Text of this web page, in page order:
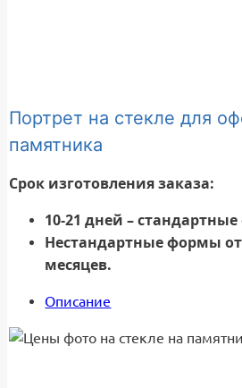
Портрет на стекле для
памятника
Срок изготовления заказа:
10-21 дней –
Нестандартные формы
месяцев.
Описание